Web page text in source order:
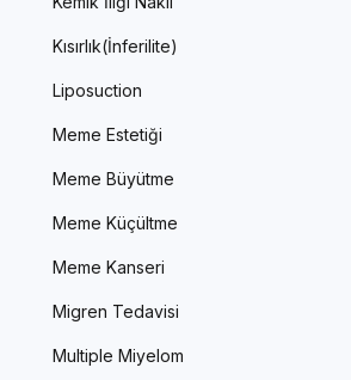
Kısırlık(İnferilite)
Liposuction
Meme Estetiği
Meme Büyütme
Meme Küçültme
Meme Kanseri
Migren Tedavisi
Multiple Miyelom